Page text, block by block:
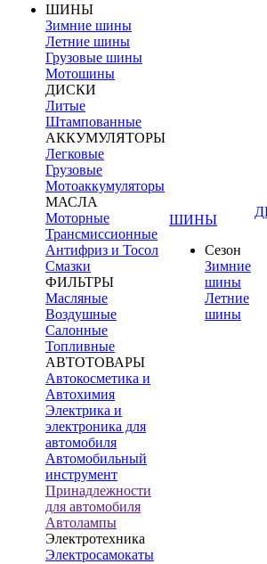
ШИНЫ
Зимние шины
Летние шины
Грузовые шины
Мотошины
ДИСКИ
Литые
Штампованные
АККУМУЛЯТОРЫ
Легковые
Грузовые
Мотоаккумуляторы
МАСЛА
Моторные
Трансмиссионные
Антифриз и Тосол
Смазки
ФИЛЬТРЫ
Масляные
Воздушные
Салонные
Топливные
АВТОТОВАРЫ
Автокосметика и
Автохимия
Электрика и
электроника для
автомобиля
Автомобильный
инструмент
Принадлежности
для автомобиля
Автолампы
Электротехника
Электросамокаты
ШИНЫ
Сезон
Зимние
шины
Летние
шины